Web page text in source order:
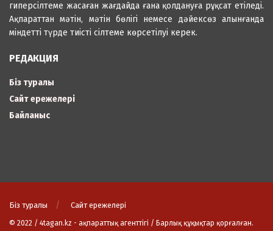
гиперсілтеме жасаған жағдайда ғана қолдануға рұқсат етіледі.
Ақпараттан мәтін, мәтін бөлігі немесе дәйексөз алынғанда
міндетті түрде тиісті сілтеме көрсетілуі керек.
РЕДАКЦИЯ
Біз туралы
Сайт ережелері
Байланыс
Біз туралы Сайт ережелері
© 2022 / 4tagan.kz - ақпараттық агенттігі / Барлық құқықтар қорғалған.